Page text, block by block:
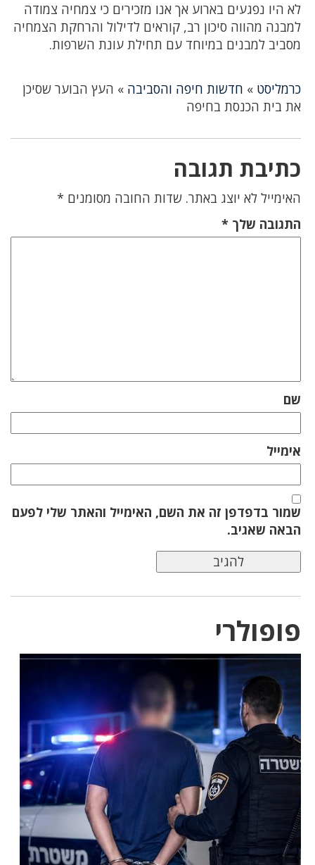
לא היו נפגעים בארוע אך אנו מזכירים כי צמחיה צמודה
למבנה מהווה סיכון רב, קוראים לדילול והרחקת הצמחיה
מסביב למבנים במיוחד עם תחילת עונת השרפות.
כרמליסט » חדשות חיפה והסביבה » העץ הבוער שסיכן
את בית הכנסת בחיפה
כתיבת תגובה
האימייל לא יוצג באתר. שדות החובה מסומנים *
התגובה שלך *
שם
אימייל
שמור בדפדפן זה את השם, האימייל והאתר שלי לפעם
הבאה שאגיב.
פופולרי